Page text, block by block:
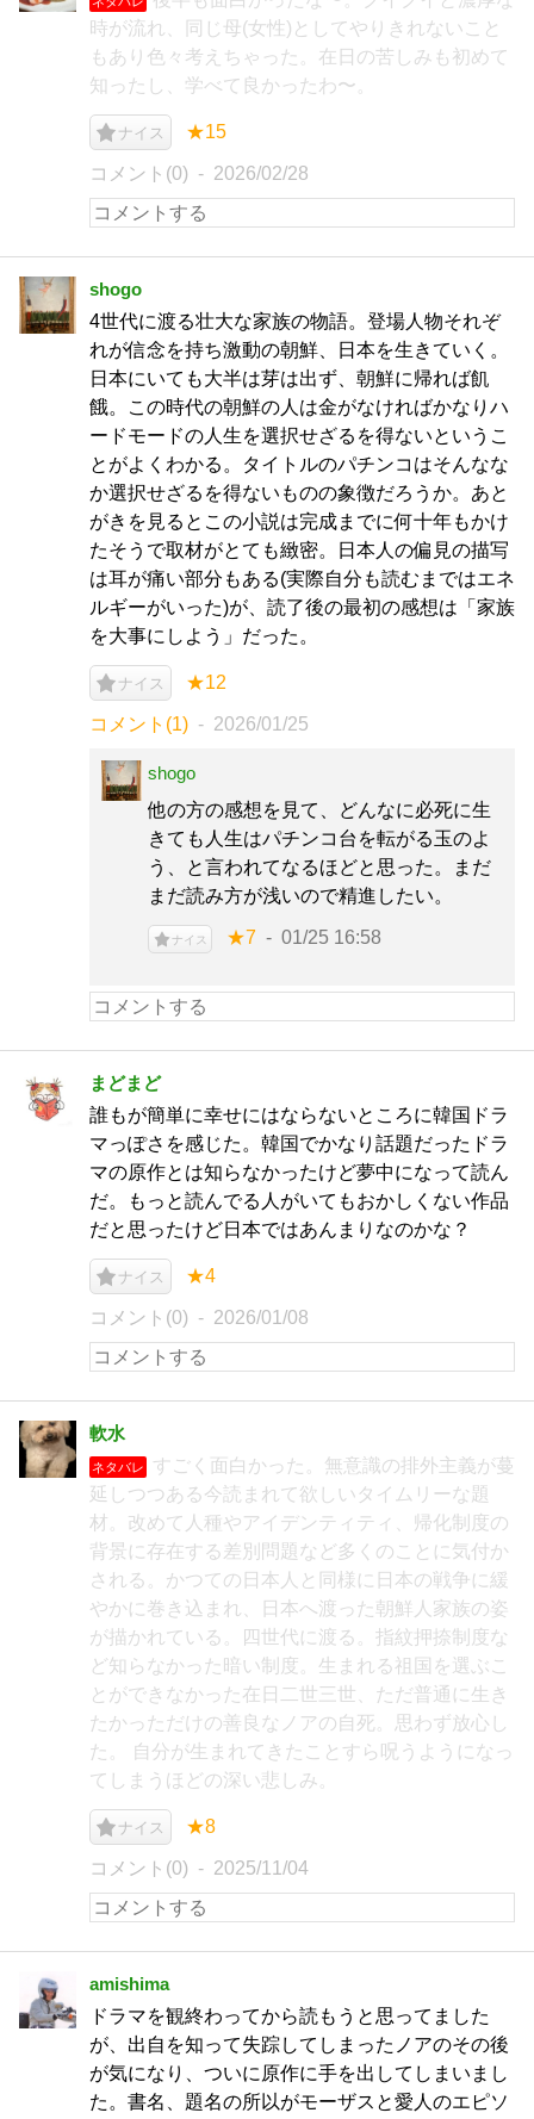
時が流れ、同じ母(女性)としてやりきれないこと
もあり色々考えちゃった。在日の苦しみも初めて
知ったし、学べて良かったわ〜。
ナイス ★15
コメント(0) 2026/02/28
shogo
4世代に渡る壮大な家族の物語。登場人物それぞ
れが信念を持ち激動の朝鮮、日本を生きていく。
日本にいても大半は芽は出ず、朝鮮に帰れば飢
餓。この時代の朝鮮の人は金がなければかなりハ
ードモードの人生を選択せざるを得ないというこ
とがよくわかる。タイトルのパチンコはそんなな
か選択せざるを得ないものの象徴だろうか。あと
がきを見るとこの小説は完成までに何十年もかけ
たそうで取材がとても緻密。日本人の偏見の描写
は耳が痛い部分もある(実際自分も読むまではエネ
ルギーがいった)が、読了後の最初の感想は「家族
を大事にしよう」だった。
ナイス ★12
コメント(1) 2026/01/25
shogo
他の方の感想を見て、どんなに必死に生
きても人生はパチンコ台を転がる玉のよ
う、と言われてなるほどと思った。まだ
まだ読み方が浅いので精進したい。
ナイス ★7 01/25 16:58
まどまど
誰もが簡単に幸せにはならないところに韓国ドラ
マっぽさを感じた。韓国でかなり話題だったドラ
マの原作とは知らなかったけど夢中になって読ん
だ。もっと読んでる人がいてもおかしくない作品
だと思ったけど日本ではあんまりなのかな？
ナイス ★4
コメント(0) 2026/01/08
軟水
ネタバレ
すごく面白かった。無意識の排外主義が蔓
延しつつある今読まれて欲しいタイムリーな題
材。改めて人種やアイデンティティ、帰化制度の
背景に存在する差別問題など多くのことに気付か
される。かつての日本人と同様に日本の戦争に緩
やかに巻き込まれ、日本へ渡った朝鮮人家族の姿
が描かれている。四世代に渡る。指紋押捺制度な
ど知らなかった暗い制度。生まれる祖国を選ぶこ
とができなかった在日二世三世、ただ普通に生き
たかっただけの善良なノアの自死。思わず放心し
た。 自分が生まれてきたことすら呪うようになっ
てしまうほどの深い悲しみ。
ナイス ★8
コメント(0) 2025/11/04
amishima
ドラマを観終わってから読もうと思ってました
が、出自を知って失踪してしまったノアのその後
が気になり、ついに原作に手を出してしまいまし
た。書名、題名の所以がモーザスと愛人のエピソ